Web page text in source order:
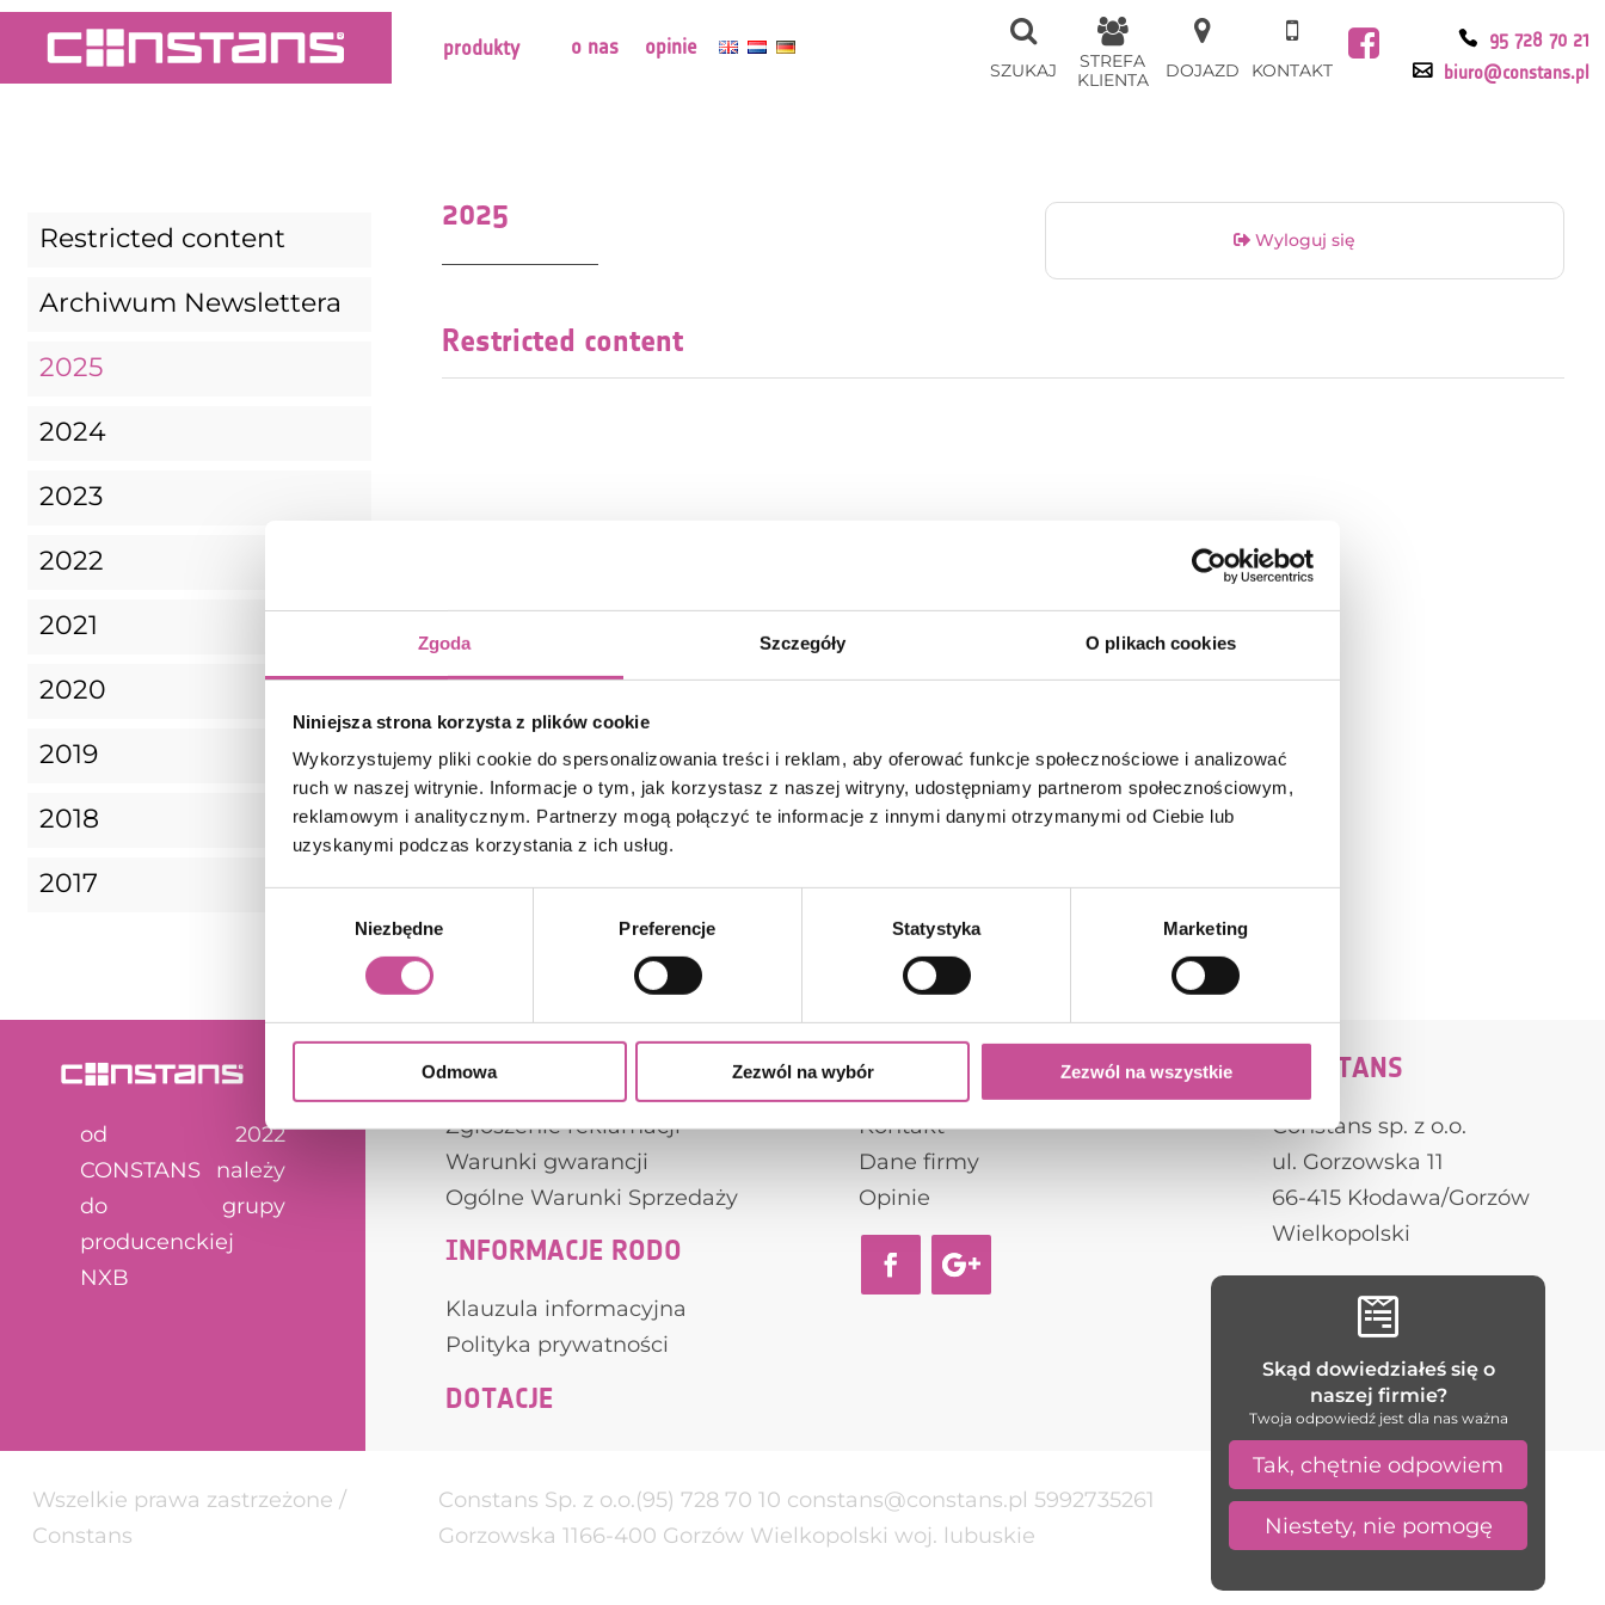
Zgoda Szczegóły O plikach cookies
Niniejsza strona korzysta z plików cookie
Wykorzystujemy pliki cookie do spersonalizowania treści i reklam, aby oferować funkcje społecznościowe i analizować
ruch w naszej witrynie. Informacje o tym, jak korzystasz z naszej witryny, udostępniamy partnerom społecznościowym,
reklamowym i analitycznym. Partnerzy mogą połączyć te informacje z innymi danymi otrzymanymi od Ciebie lub
uzyskanymi podczas korzystania z ich usług.
Niezbędne Preferencje Statystyka Marketing
Odmowa Zezwól na wybór Zezwól na wszystkie
produkty o nas opinie
95 728 70 21
biuro@constans.pl
KONTAKT
DOJAZD
STREFA
KLIENTA
SZUKAJ

Skąd dowiedziałeś się o
naszej firmie?
Twoja odpowiedź jest dla nas ważna
Tak, chętnie odpowiem
Niestety, nie pomogę
Restricted content
Archiwum Newslettera
2025
2024
2023
2022
2021
2020
2019
2018
2017
2025
Wyloguj się
Restricted content
od 2022
CONSTANS należy
do grupy
producenckiej
NXB
SERWIS
Zgłoszenie reklamacji
Warunki gwarancji
Ogólne Warunki Sprzedaży
INFORMACJE RODO
Klauzula informacyjna
Polityka prywatności
DOTACJE
KONTAKT
Kontakt
Dane firmy
Opinie
CONSTANS
Constans sp. z o.o.
ul. Gorzowska 11
66-415 Kłodawa/Gorzów
Wielkopolski
fenster aus polen
haustüren aus polen
Wszelkie prawa zastrzeżone /
Constans
Constans Sp. z o.o.(95) 728 70 10 constans@constans.pl
Gorzowska 1166-400 Gorzów Wielkopolski woj. lubuskie
5992735261